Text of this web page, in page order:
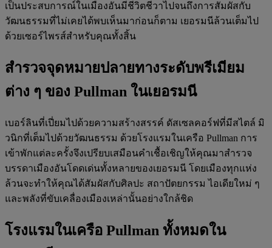
เป็นประสบการณ์ในเมืองอันมีชีวิตชีวาไปจนถึงการสัมผัสกับ
วัฒนธรรมที่ไม่เคยได้พบเห็นมาก่อนก็ตาม เยอรมนีล้วนเต็มไป
ด้วยเซอร์ไพรส์สำหรับคุณทั้งสิ้น
สำรวจจุดหมายปลายทางระดับพรีเมียม
ต่าง ๆ ของ Pullman ในเยอรมนี
เบอร์ลินที่เปี่ยมไปด้วยความสร้างสรรค์ ดัสเซลคอร์ฟที่มีสไตล์ มิ
วนิกที่เต็มไปด้วยวัฒนธรรม ด้วยโรงแรมในเครือ Pullman การ
เข้าพักแต่ละครั้งจึงเปรียบเสมือนคำเชื้อเชิญให้คุณมาสำรวจ
บรรดาเมืองอันโดดเด่นทั้งหลายของเยอรมนี โดยเมืองทุกแห่ง
ล้วนจะทำให้คุณได้สัมผัสกับศิลปะ สถาปัตยกรรม ไอเดียใหม่ ๆ
และพลังที่ขับเคลื่องเมืองเหล่านั้นอย่างใกล้ชิด
โรงแรมในเครือ Pullman ทั้งหมดใน